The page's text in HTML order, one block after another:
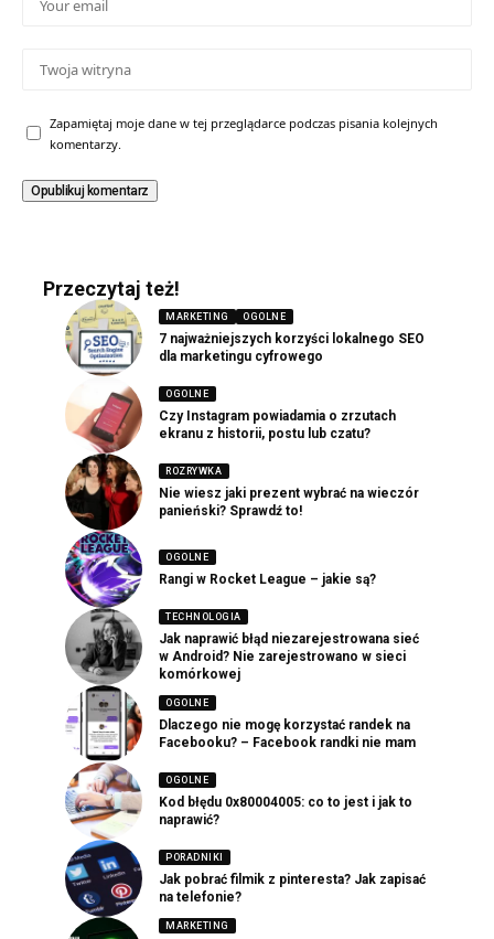
Zapamiętaj moje dane w tej przeglądarce podczas pisania kolejnych
komentarzy.
Przeczytaj też!
MARKETING OGOLNE
7 najważniejszych korzyści lokalnego SEO
dla marketingu cyfrowego
OGOLNE
Czy Instagram powiadamia o zrzutach
ekranu z historii, postu lub czatu?
ROZRYWKA
Nie wiesz jaki prezent wybrać na wieczór
panieński? Sprawdź to!
OGOLNE
Rangi w Rocket League – jakie są?
TECHNOLOGIA
Jak naprawić błąd niezarejestrowana sieć
w Android? Nie zarejestrowano w sieci
komórkowej
OGOLNE
Dlaczego nie mogę korzystać randek na
Facebooku? – Facebook randki nie mam
OGOLNE
Kod błędu 0x80004005: co to jest i jak to
naprawić?
PORADNIKI
Jak pobrać filmik z pinteresta? Jak zapisać
na telefonie?
MARKETING